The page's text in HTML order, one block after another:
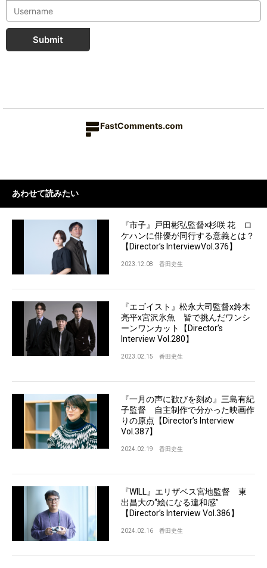
Submit
FastComments.com
あわせて読みたい
『市子』戸田彬弘監督×杉咲 花 ロ
ケハンに俳優が同行する意義とは？
【Director’s InterviewVol.376】
2023.12.08 香田史生
『エゴイスト』松永大司監督x鈴木
亮平x宮沢氷魚 皆で挑んだワンシ
ーンワンカット【Director’s
Interview Vol.280】
2023.02.15 香田史生
『一月の声に歓びを刻め』三島有紀
子監督 自主制作で分かった映画作
りの原点【Director’s Interview
Vol.387】
2024.02.19 香田史生
『WILL』エリザベス宮地監督 東
出昌大の“絵になる違和感”
【Director’s Interview Vol.386】
2024.02.16 香田史生